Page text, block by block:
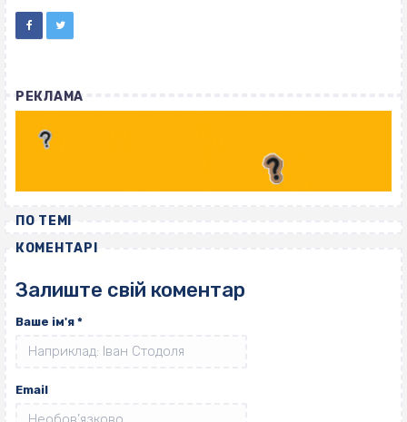
РЕКЛАМА
ПО ТЕМІ
КОМЕНТАРІ
Залиште свій коментар
Ваше ім'я *
Email